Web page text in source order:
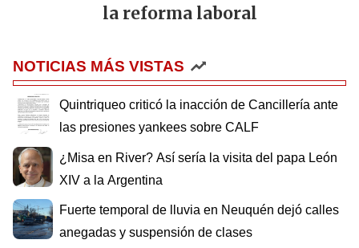
la reforma laboral
NOTICIAS MÁS VISTAS
Quintriqueo criticó la inacción de Cancillería ante
las presiones yankees sobre CALF
¿Misa en River? Así sería la visita del papa León
XIV a la Argentina
Fuerte temporal de lluvia en Neuquén dejó calles
anegadas y suspensión de clases